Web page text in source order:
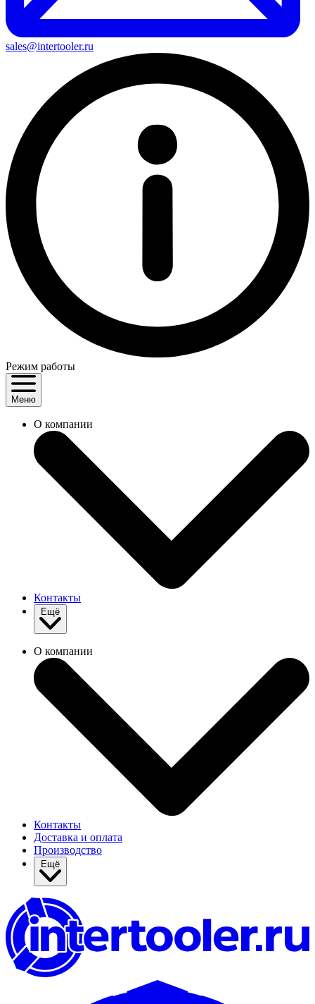
sales@intertooler.ru
Режим работы
Меню
О компании
Контакты
О компании
Контакты
Доставка и оплата
Производство